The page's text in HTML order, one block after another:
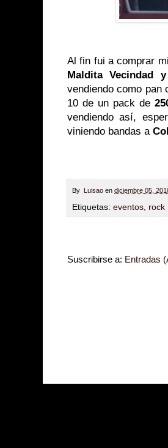
Al fin fui a comprar mi
Maldita
vendiendo como pan
10 de un pack de
vendiendo así,
viniendo bandas a
By Luisao en diciembre 05,
Etiquetas: eventos rock
Suscribirse a: Entradas